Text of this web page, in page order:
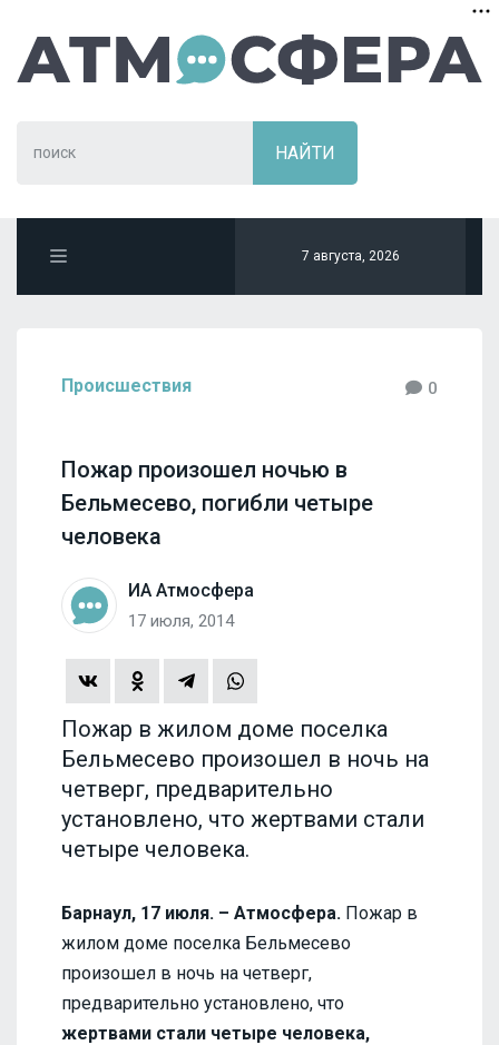
7 августа, 2026
Происшествия 0
Пожар произошел ночью в
Бельмесево, погибли четыре
человека
ИА Атмосфера
17 июля, 2014
Пожар в жилом доме поселка
Бельмесево произошел в ночь на
четверг, предварительно
установлено, что жертвами стали
четыре человека.
Барнаул, 17 июля. – Атмосфера. Пожар в
жилом доме поселка Бельмесево
произошел в ночь на четверг,
предварительно установлено, что
жертвами стали четыре человека,